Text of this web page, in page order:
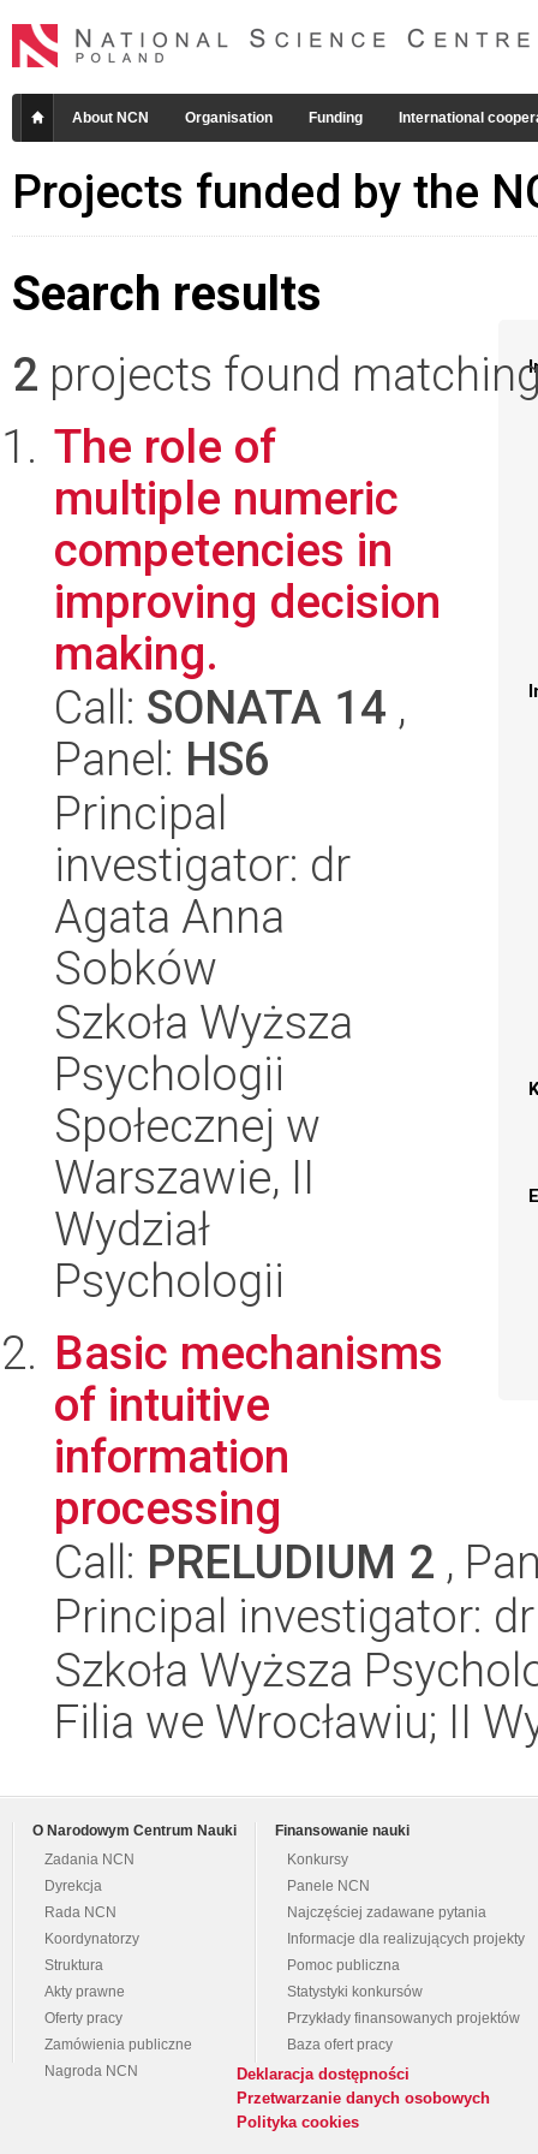
About NCN Organisation Funding International
Projects funded by the
Search results
2 projects found
The role of
multiple numeric
competencies in
improving decision
making.
Call: SONATA 14 ,
Panel: HS6
Principal
investigator: dr
Agata Anna
Sobków
Szkoła Wyższa
Psychologii
Społecznej w
Warszawie, II
Wydział
Psychologii
Basic mechanisms
of intuitive
information
processing
Call: PRELUDIUM 2 ,
Principal investigator:
Szkoła Wyższa
Filia we Wrocławiu; II
O Narodowym Centrum Nauki
Zadania NCN
Dyrekcja
Rada NCN
Koordynatorzy
Struktura
Akty prawne
Oferty pracy
Zamówienia publiczne
Nagroda NCN
Finansowanie nauki
Konkursy
Panele NCN
Najczęściej zadawane pytania
Informacje dla realizujących projekty
Pomoc publiczna
Statystyki konkursów
Przykłady finansowanych projektów
Baza ofert pracy
Deklaracja dostępności
Przetwarzanie danych osobowych
Polityka cookies